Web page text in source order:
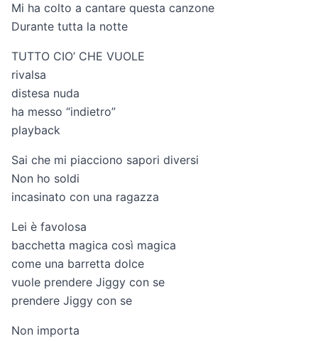
Mi ha colto a cantare questa canzone
Durante tutta la notte
TUTTO CIO’ CHE VUOLE
rivalsa
distesa nuda
ha messo “indietro”
playback
Sai che mi piacciono sapori diversi
Non ho soldi
incasinato con una ragazza
Lei è favolosa
bacchetta magica così magica
come una barretta dolce
vuole prendere Jiggy con se
prendere Jiggy con se
Non importa